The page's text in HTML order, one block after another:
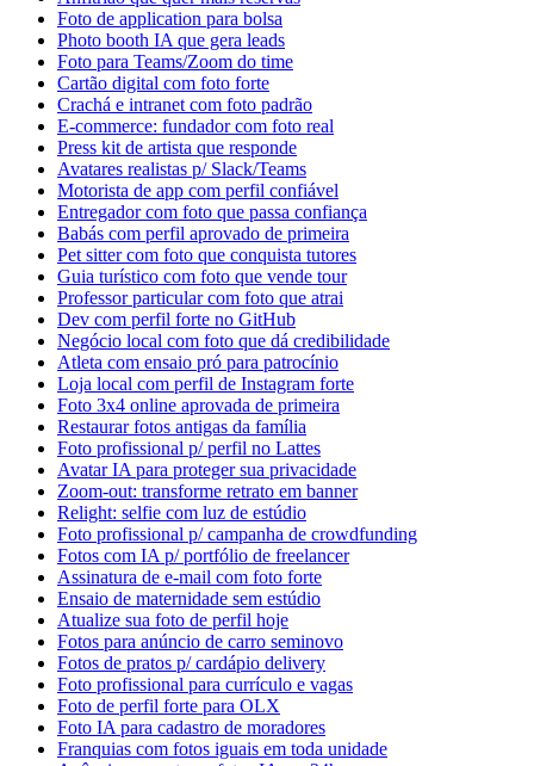
Foto de application para bolsa
Photo booth IA que gera leads
Foto para Teams/Zoom do time
Cartão digital com foto forte
Crachá e intranet com foto padrão
E-commerce: fundador com foto real
Press kit de artista que responde
Avatares realistas p/ Slack/Teams
Motorista de app com perfil confiável
Entregador com foto que passa confiança
Babás com perfil aprovado de primeira
Pet sitter com foto que conquista tutores
Guia turístico com foto que vende tour
Professor particular com foto que atrai
Dev com perfil forte no GitHub
Negócio local com foto que dá credibilidade
Atleta com ensaio pró para patrocínio
Loja local com perfil de Instagram forte
Foto 3x4 online aprovada de primeira
Restaurar fotos antigas da família
Foto profissional p/ perfil no Lattes
Avatar IA para proteger sua privacidade
Zoom-out: transforme retrato em banner
Relight: selfie com luz de estúdio
Foto profissional p/ campanha de crowdfunding
Fotos com IA p/ portfólio de freelancer
Assinatura de e-mail com foto forte
Ensaio de maternidade sem estúdio
Atualize sua foto de perfil hoje
Fotos para anúncio de carro seminovo
Fotos de pratos p/ cardápio delivery
Foto profissional para currículo e vagas
Foto de perfil forte para OLX
Foto IA para cadastro de moradores
Franquias com fotos iguais em toda unidade